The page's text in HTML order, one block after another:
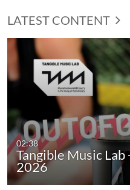
LATEST CONTENT
02:38
Tangible Music
2026